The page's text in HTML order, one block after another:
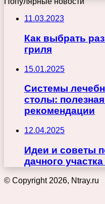
11.03.2023
Как выбрать
гриля
15.01.2025
Системы
столы:
рекомендации
12.04.2025
Идеи и советы
дачного
© Copyright 2026, Ntray.ru